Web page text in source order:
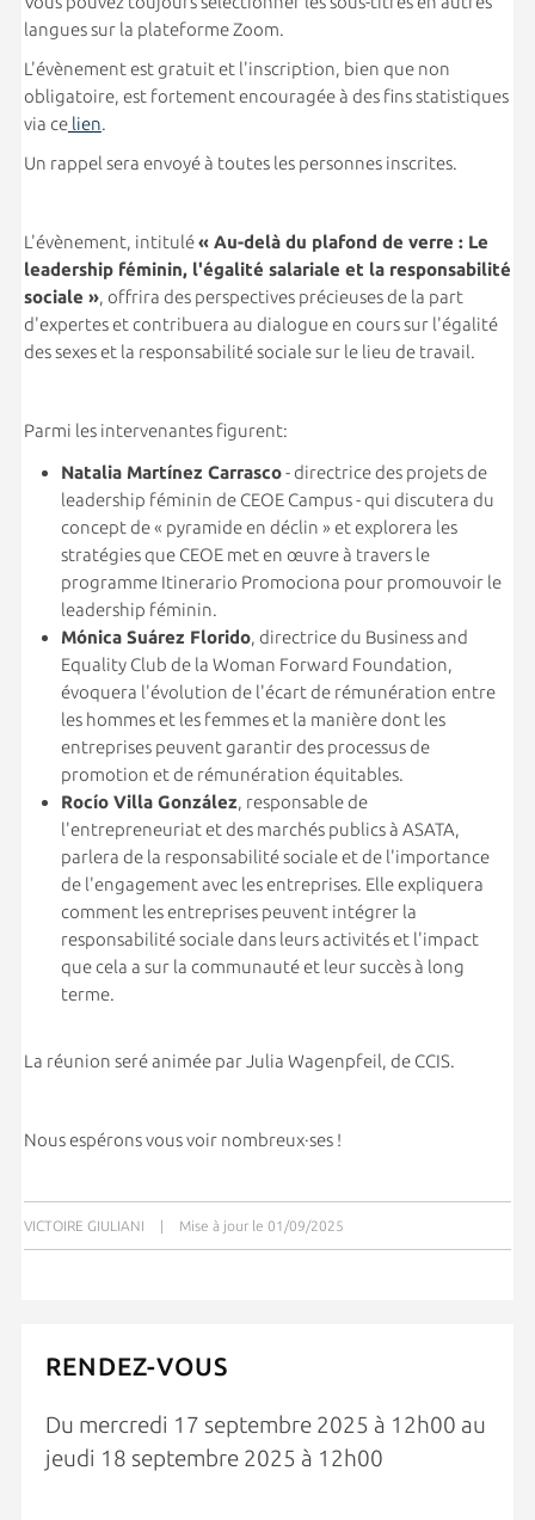
langues sur la plateforme Zoom.
L'évènement est gratuit et l'inscription, bien que non
obligatoire, est fortement encouragée à des fins statistiques
via celien.
Un rappel sera envoyé à toutes les personnes inscrites.
L'évènement, intitulé« Au-delà du plafond de verre : Le
leadership féminin, l'égalité salariale et la responsabilité
sociale », offrira des perspectives précieuses de la part
d'expertes et contribuera au dialogue en cours sur l'égalité
des sexes et la responsabilité sociale sur le lieu de travail.
Parmi les intervenantes figurent:
Natalia Martínez Carrasco- directrice des projets de
leadership féminin de CEOE Campus - qui discutera du
concept de « pyramide en déclin » et explorera les
stratégies que CEOE met en œuvre à travers le
programme Itinerario Promociona pour promouvoir le
leadership féminin.
Mónica Suárez Florido, directrice du Business and
Equality Club de la Woman Forward Foundation,
évoquera l'évolution de l'écart de rémunération entre
les hommes et les femmes et la manière dont les
entreprises peuvent garantir des processus de
promotion et de rémunération équitables.
Rocío Villa González, responsable de
l'entrepreneuriat et des marchés publics à ASATA,
parlera de la responsabilité sociale et de l'importance
de l'engagement avec les entreprises. Elle expliquera
comment les entreprises peuvent intégrer la
responsabilité sociale dans leurs activités et l'impact
que cela a sur la communauté et leur succès à long
terme.
La réunion seré animée par Julia Wagenpfeil, de CCIS.
Nous espérons vous voir nombreux·ses !
VICTOIRE GIULIANI | Mise à jour le 01/09/2025
RENDEZ-VOUS
Du mercredi 17 septembre 2025 à 12h00 au
jeudi 18 septembre 2025 à 12h00